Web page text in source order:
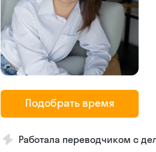
Подобрать время
Работала переводчиком с